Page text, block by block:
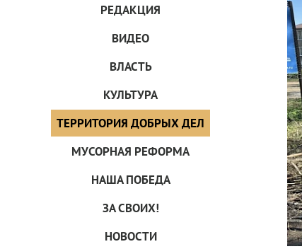
РЕДАКЦИЯ
ВИДЕО
ВЛАСТЬ
КУЛЬТУРА
ТЕРРИТОРИЯ ДОБРЫХ ДЕЛ
МУСОРНАЯ РЕФОРМА
НАША ПОБЕДА
ЗА СВОИХ!
НОВОСТИ